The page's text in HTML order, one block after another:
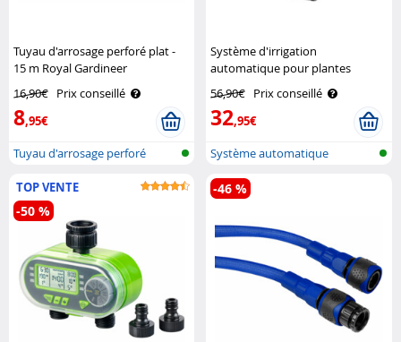
Tuyau d'arrosage perforé plat -
15 m Royal Gardineer
16,90€ Prix conseillé
8,95€
Tuyau d'arrosage perforé
Système d'irrigation
automatique pour plantes
d'intérieur Royal Gardineer
56,90€ Prix conseillé
32,95€
Système automatique
d'arrosage des ..
TOP VENTE
-50 %
-46 %